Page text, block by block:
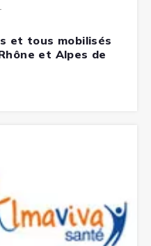
et tous mobilisés
et Alpes de